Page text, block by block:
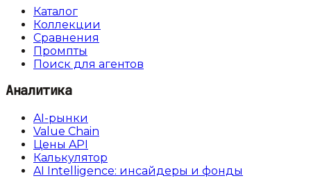
Каталог
Коллекции
Сравнения
Промпты
Поиск для агентов
Аналитика
AI-рынки
Value Chain
Цены API
Калькулятор
AI Intelligence: инсайдеры и фонды